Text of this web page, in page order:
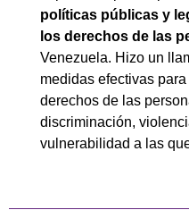
políticas públicas y
los derechos de las
Venezuela. Hizo un
medidas efectivas
derechos de las
discriminación,
vulnerabilidad a las